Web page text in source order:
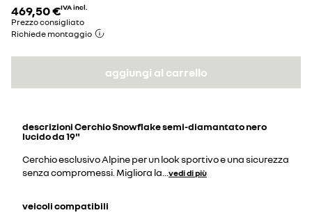
469,50 €IVA incl.
Prezzo consigliato
Richiede montaggio
aggiungi al carrello
descrizioniCerchio Snowflake semi-diamantato nero
lucido da 19"
Cerchio esclusivo Alpine per un look sportivo e una sicurezza
senza compromessi. Migliora la
vedi di più
veicoli compatibili